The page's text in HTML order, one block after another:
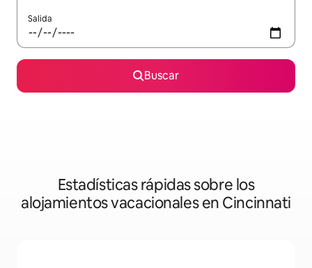
Salida
Buscar
Estadísticas rápidas sobre los
alojamientos vacacionales en Cincinnati